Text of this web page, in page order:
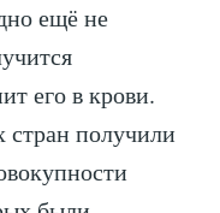
ещё не
его в крови.
стран получили